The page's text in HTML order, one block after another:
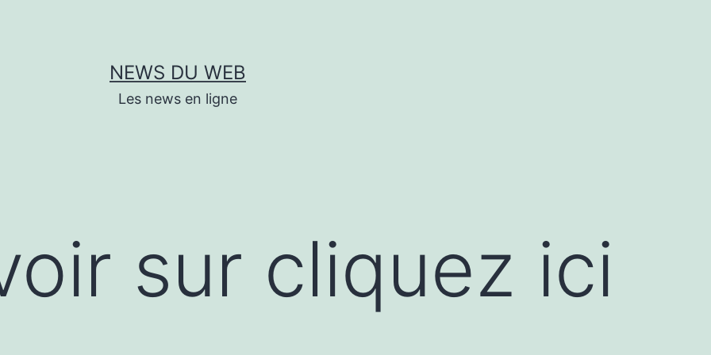
NEWS DU WEB
Les news en ligne
sur cliquez ici